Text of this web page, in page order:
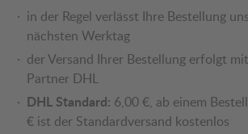
in der Regel verlässt Ihre Bestellung
nächsten Werktag
der Versand Ihrer Bestellung erfolgt
Partner DHL
DHL Standard: 6,00 €, ab einem
€ ist der Standardversand kostenlos